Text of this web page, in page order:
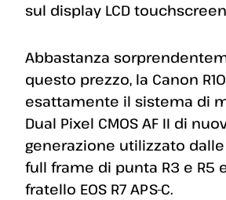
sul display LCD touchscreen
Abbastanza
questo prezzo, la Canon
esattamente il sistema di
Dual Pixel CMOS AF II di
generazione utilizzato
full frame di punta R3 e R5
fratello EOS R7 APS-C.